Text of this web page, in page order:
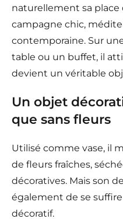
naturellement sa place
campagne chic,
contemporaine. Sur
table ou un buffet, il
devient un véritable
Un objet
que sans fleurs
Utilisé comme vase, il
de fleurs fraîches,
décoratives. Mais son
également de se
décoratif.